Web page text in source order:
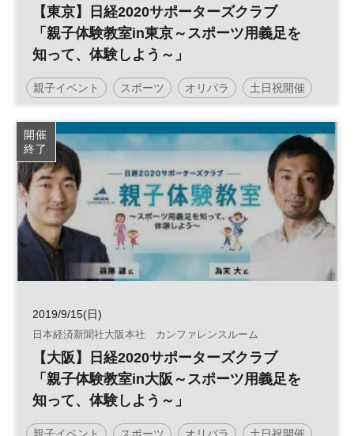
【東京】日経2020サポーターズクラブ
「親子体験教室in東京～スポーツ用義足を
知って、体験しよう～」
親子イベント スポーツ オリパラ 土日祝開催
開催
終了
2019/9/15(日)
日本経済新聞社大阪本社 カンファレンスルーム
【大阪】日経2020サポーターズクラブ
「親子体験教室in大阪～スポーツ用義足を
知って、体験しよう～」